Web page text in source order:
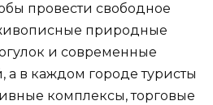
провести свободное
природные
и современные
а в каждом городе туристы
комплексы, торговые